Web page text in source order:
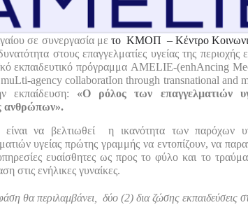
σε συνεργασία με το ΚΜΟΠ – Κέντρο
στους επαγγελματίες υγείας της περιοχής
εκπαιδευτικό πρόγραμμαAMELIE-(enhAncing
agency collaboratIon through transnational and
εκπαίδευση: «Ο ρόλος των επαγγελματιών
ανθρώπων».
να βελτιωθεί η ικανότητα των παρόχων
υγείας πρώτης γραμμής να εντοπίζουν, να
ευαίσθητες ως προς το φύλο και το
στις ενήλικες γυναίκες.
θα περιλαμβάνει, δύο (2) δια ζώσης εκπαιδεύσεις